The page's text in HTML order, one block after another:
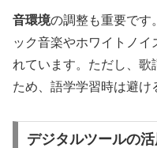
音環境の調整も重要です
ック音楽やホワイトノイ
れています。ただし、歌
ため、語学学習時は避け
デジタルツールの